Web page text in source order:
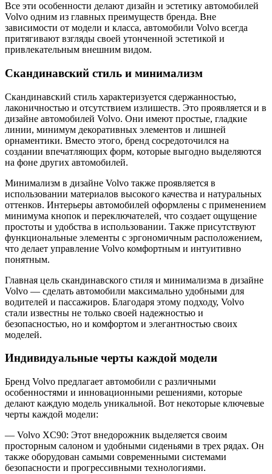
Все эти особенности делают дизайн и эстетику автомобилей
Volvo одним из главных преимуществ бренда. Вне
зависимости от модели и класса, автомобили Volvo всегда
притягивают взгляды своей утонченной эстетикой и
привлекательным внешним видом.
Скандинавский стиль и минимализм
Скандинавский стиль характеризуется сдержанностью,
лаконичностью и отсутствием излишеств. Это проявляется и в
дизайне автомобилей Volvo. Они имеют простые, гладкие
линии, минимум декоративных элементов и лишней
орнаментики. Вместо этого, бренд сосредоточился на
создании впечатляющих форм, которые выгодно выделяются
на фоне других автомобилей.
Минимализм в дизайне Volvo также проявляется в
использовании материалов высокого качества и натуральных
оттенков. Интерьеры автомобилей оформлены с применением
минимума кнопок и переключателей, что создает ощущение
простоты и удобства в использовании. Также присутствуют
функциональные элементы с эргономичным расположением,
что делает управление Volvo комфортным и интуитивно
понятным.
Главная цель скандинавского стиля и минимализма в дизайне
Volvo — сделать автомобили максимально удобными для
водителей и пассажиров. Благодаря этому подходу, Volvo
стали известны не только своей надежностью и
безопасностью, но и комфортом и элегантностью своих
моделей.
Индивидуальные черты каждой модели
Бренд Volvo предлагает автомобили с различными
особенностями и инновационными решениями, которые
делают каждую модель уникальной. Вот некоторые ключевые
черты каждой модели:
— Volvo XC90: Этот внедорожник выделяется своим
просторным салоном и удобными сиденьями в трех рядах. Он
также оборудован самыми современными системами
безопасности и прогрессивными технологиями.